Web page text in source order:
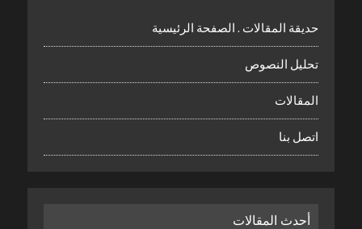
حديقة المقالات . الصفحة الرئيسية
تحليل النصوص
المقالات
اتصل بنا
أحدث المقالات